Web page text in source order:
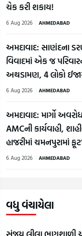
ચેક કરી શકાય!
6 Aug 2026 AHMEDABAD
અમદાવાદ: સાણંદના
વિવાદમાં એક જ
અથડામણ, 4 લોકો
6 Aug 2026 AHMEDABAD
અમદાવાદ: માર્ગો
AMCની કાર્યવાહી,
હાજરીમાં ચમનપુરામાં
6 Aug 2026 AHMEDABAD
વધુ વંચાયેલા